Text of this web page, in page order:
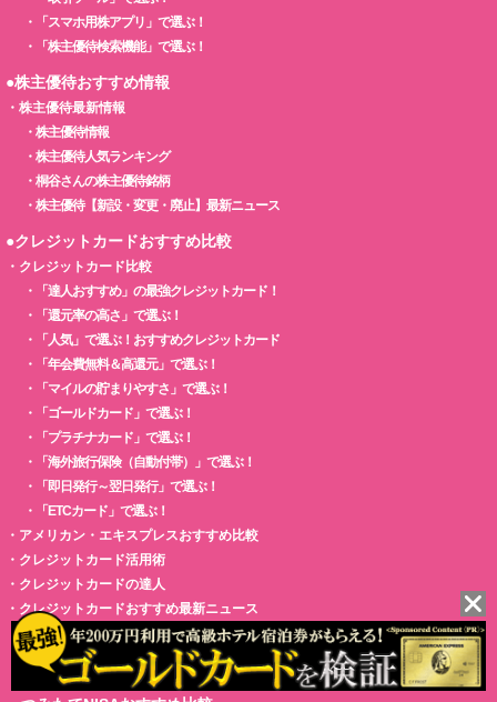
・
「スマホ用株アプリ」で選ぶ！
・
「株主優待検索機能」で選ぶ！
●株主優待おすすめ情報
・ 株主優待最新情報
・ 株主優待情報
・ 株主優待人気ランキング
・ 桐谷さんの株主優待銘柄
・ 株主優待【新設・変更・廃止】最新ニュース
●クレジットカードおすすめ比較
・ クレジットカード比較
・
「達人おすすめ」の最強クレジットカード！
・
「還元率の高さ」で選ぶ！
・
「人気」で選ぶ！おすすめクレジットカード
・
「年会費無料＆高還元」で選ぶ！
・
「マイルの貯まりやすさ」で選ぶ！
・
「ゴールドカード」で選ぶ！
・
「プラチナカード」で選ぶ！
・
「海外旅行保険（自動付帯）」で選ぶ！
・
「即日発行～翌日発行」で選ぶ！
・
「ETCカード」で選ぶ！
・ アメリカン・エキスプレスおすすめ比較
・ クレジットカード活用術
・ クレジットカードの達人
・ クレジットカードおすすめ最新ニュース
・法人カードおすすめ比較
・「キャッシュレス決済」おすすめ比較